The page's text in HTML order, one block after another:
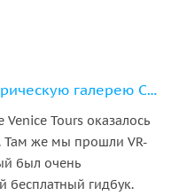
Билеты на колокольню и историческую галерею Сан-Марко
Tours оказалось
Там же мы прошли VR-
был очень
бесплатный гидбук.